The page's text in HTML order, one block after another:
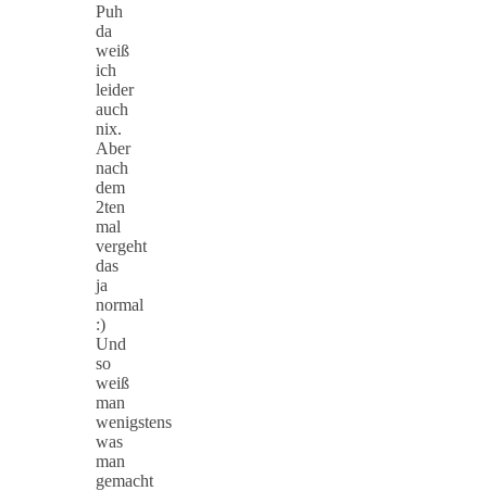
Puh
da
weiß
ich
leider
auch
nix.
Aber
nach
dem
2ten
mal
vergeht
das
ja
normal
:)
Und
so
weiß
man
wenigstens
was
man
gemacht